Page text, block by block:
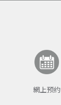
網上预约